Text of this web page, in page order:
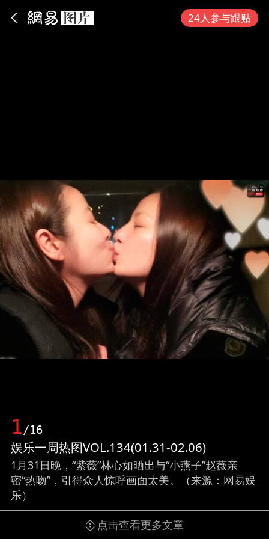
24人参与跟贴
1/16
娱乐一周热图VOL.134(01.31-02.06)
1月31日晚，“紫薇”林心如晒出与“小燕子”赵薇亲
密“热吻”，引得众人惊呼画面太美。（来源：网易娱
乐）
点击查看更多文章